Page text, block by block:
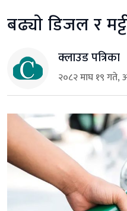
बढ्याे डिजल र
क्लाउड पत्रिका
२०८२ माघ १९ गते,